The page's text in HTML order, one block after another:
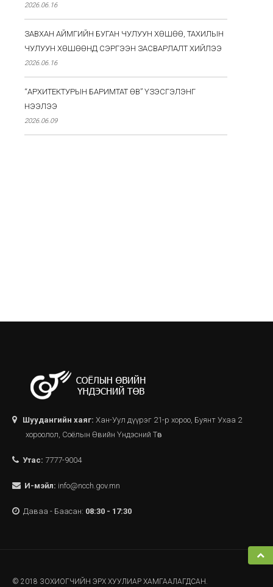
2026.06.16
ЗАВХАН АЙМГИЙН БУГАН ЧУЛУУН ХӨШӨӨ, ТАХИЛЫН
ЧУЛУУН ХӨШӨӨНД СЭРГЭЭН ЗАСВАРЛАЛТ ХИЙЛЭЭ
2026.06.16
“АРХИТЕКТУРЫН БАРИМТАТ ӨВ” ҮЗЭСГЭЛЭНГ
НЭЭЛЭЭ
2026.06.09
Шуудангийн хаяг: Хан-Уул дүүрэг 21-р хороо, Буянт Ухаа 2
хороолол, Соёлын Өвийн Үндэсний Төв
Утас: 7777-9004
И-мэйл: info@ncch.gov.mn
Даваа - Баасан: 08:30 - 17:30
© 2018 ЗОХИОГЧИЙН ЭРХ ХУУЛИАР ХАМГААЛАГДСАН.